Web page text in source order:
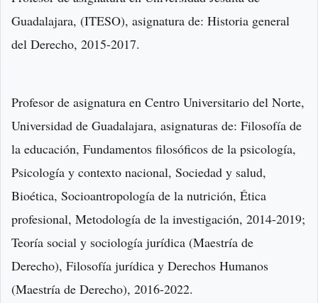
Guadalajara, (ITESO), asignatura de: Historia general
del Derecho, 2015-2017.
Profesor de asignatura en Centro Universitario del Norte,
Universidad de Guadalajara, asignaturas de: Filosofía de
la educación, Fundamentos filosóficos de la psicología,
Psicología y contexto nacional, Sociedad y salud,
Bioética, Socioantropología de la nutrición, Ética
profesional, Metodología de la investigación, 2014-2019;
Teoría social y sociología jurídica (Maestría de
Derecho), Filosofía jurídica y Derechos Humanos
(Maestría de Derecho), 2016-2022.